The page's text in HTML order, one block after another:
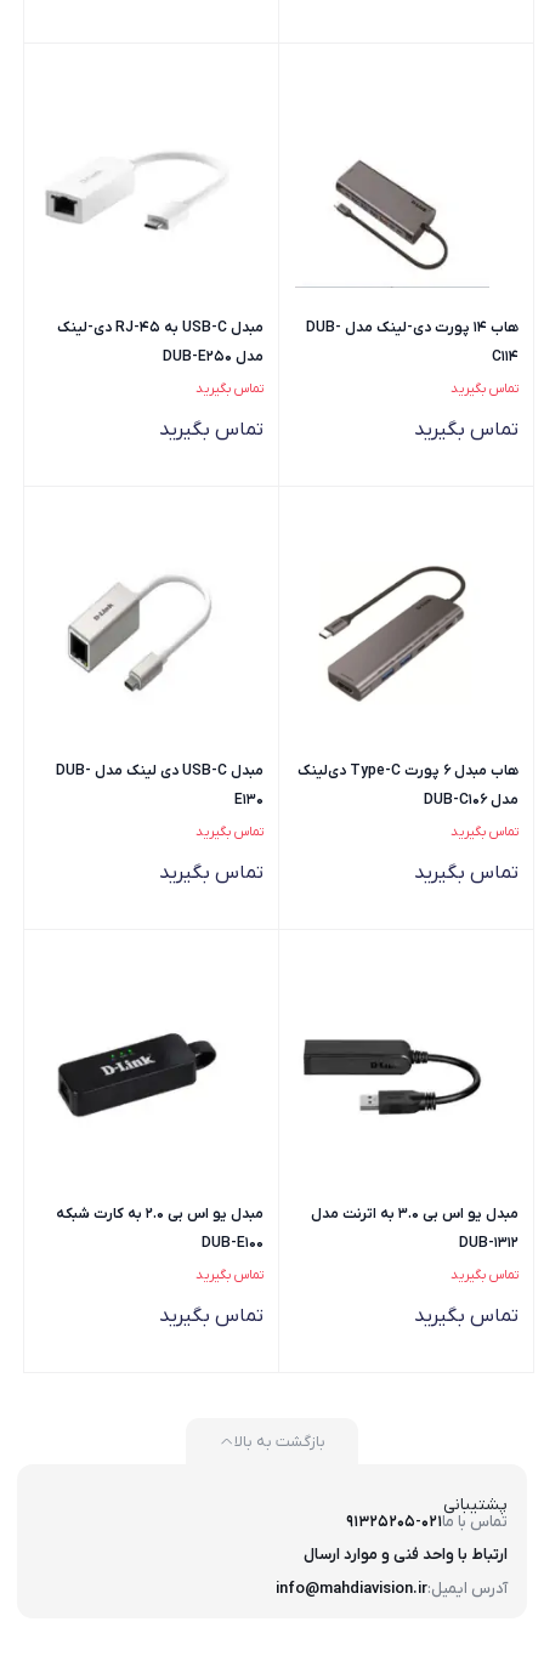
هاب 14 پورت دی-لینک مدل DUB-
C114
تماس بگیرید
تماس بگیرید
مبدل USB-C به RJ-45 دی-لینک
مدل DUB-E250
تماس بگیرید
تماس بگیرید
هاب مبدل 6 پورت Type-C دی‌لینک
مدل DUB-C106
تماس بگیرید
تماس بگیرید
مبدل USB-C دی لینک مدل DUB-
E130
تماس بگیرید
تماس بگیرید
مبدل یو اس بی 3.0 به اترنت مدل
DUB-1312
تماس بگیرید
تماس بگیرید
مبدل یو اس بی 2.0 به کارت شبکه
DUB-E100
تماس بگیرید
تماس بگیرید
پشتیبانی
تماس با ما91325205-021
آدرس ایمیل:info@mahdiavision.ir
ارتباط با واحد فنی و موارد ارسال
بازگشت به بالا